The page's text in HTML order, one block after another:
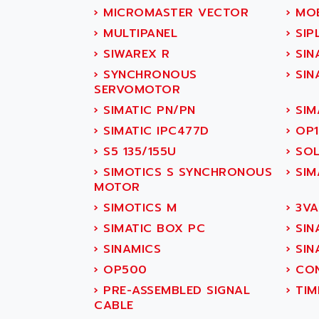
SITOP
SIMATIC
SIMATIC S7-400
90-30
SERIES 90-30
C350 / C370
RAIL SWITCH
SBC
HMI
SIMATIC HMI
SIMATIC OPERATOR
PANEL
OPERATOR PANEL
APRIL 2000
APRIL 7000
SMC50
ABASK
ABB
ABB AS ROBOTIC
ABB REPAIR DEPT
ABB ROBOTICS
ABC VISION
ABD
ABG
ABL
ABL SURSUM
ABLE SYSTEMS
ABLIC
ABOUTBATTERIE
ABRACON
ABS COMPUTERS
› MICROMASTER VECTOR ›
› MULTIPANEL ›
› SIWAREX R ›
› SYNCHRONOUS
SERVOMOTOR
›
› SIMATIC PN/PN ›
› SIMATIC IPC477D ›
› S5 135/155U ›
› SIMOTICS S SYNCHRONOUS
MOTOR
›
› SIMOTICS M ›
› SIMATIC BOX PC ›
› SINAMICS ›
› OP500 ›
› PRE-ASSEMBLED SIGNAL
CABLE
›